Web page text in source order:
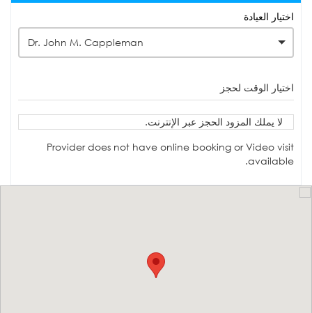
اختيار العيادة
Dr. John M. Cappleman
اختيار الوقت لحجز
لا يملك المزود الحجز عبر الإنترنت.
Provider does not have online booking or Video visit
available.